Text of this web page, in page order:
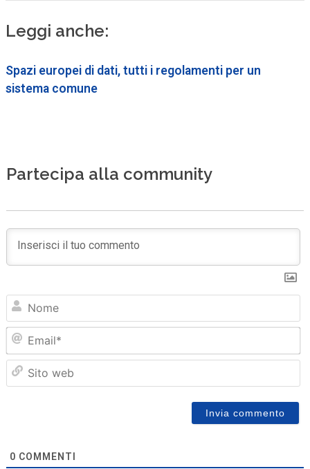
Leggi anche:
Spazi europei di dati, tutti i regolamenti per un
sistema comune
Partecipa alla community
0 COMMENTI